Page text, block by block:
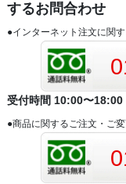
するお問合わせ
●インターネット注文に関
受付時間 10:00〜18:00
●商品に関するご注文・ご